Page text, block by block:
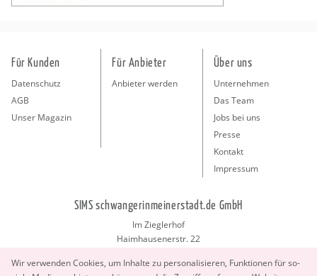
Wir ver­wen­den Coo­kies, um In­hal­te zu per­so­na­li­sie­ren, Funk­tio­nen für so­
Für Kunden
Datenschutz
AGB
Unser Magazin
Für Anbieter
Anbieter werden
Über uns
Unternehmen
Das Team
Jobs bei uns
Presse
Kontakt
Impressum
SIMS schwangerinmeinerstadt.de GmbH
Im Zieglerhof
Haimhausenerstr. 22
info@schwangerinmeinerstadt.de